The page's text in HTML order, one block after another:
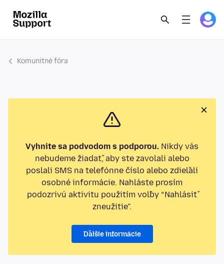
Komunitné fóra
Vyhnite sa podvodom s podporou. Nikdy vás
nebudeme žiadať, aby ste zavolali alebo
poslali SMS na telefónne číslo alebo zdieľali
osobné informácie. Nahláste prosím
podozrivú aktivitu použitím voľby “Nahlásiť
zneužitie”.
Ďalšie informácie